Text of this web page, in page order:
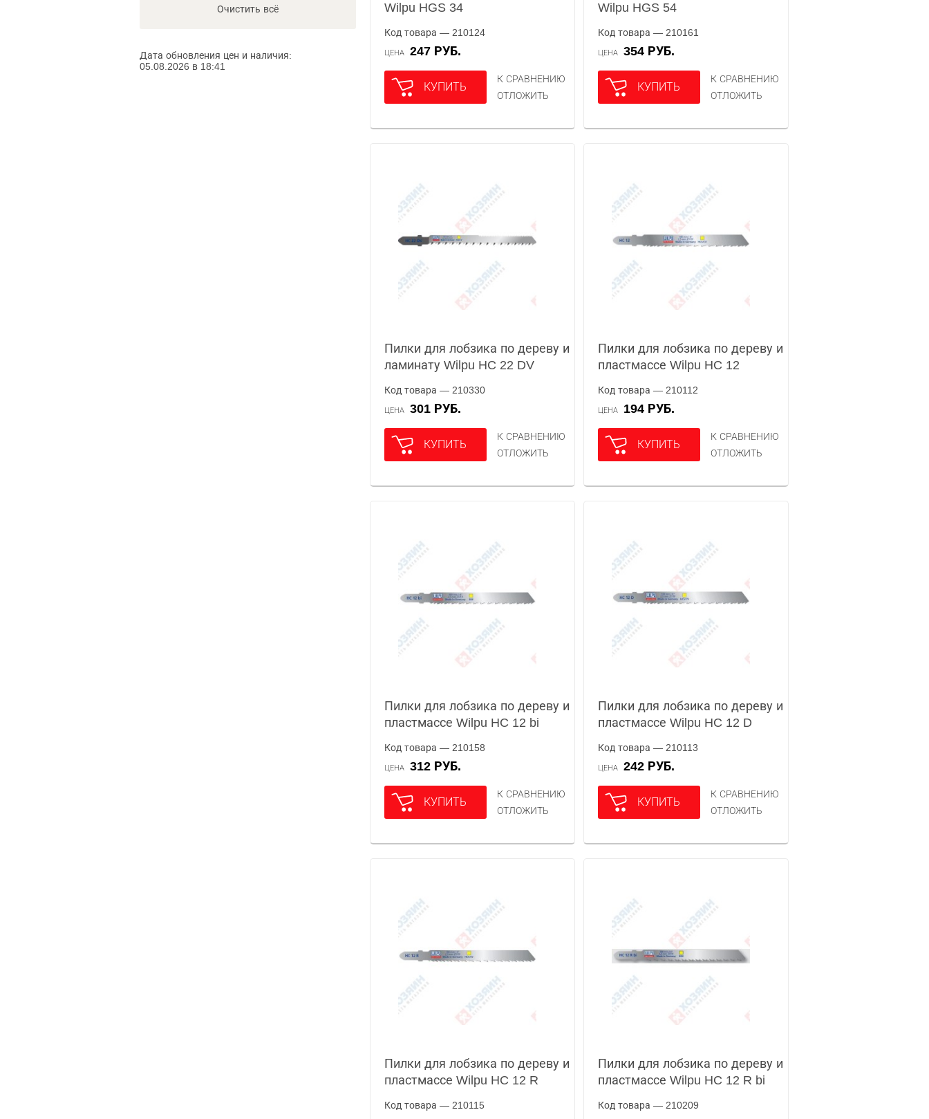
Очистить всё
Дата обновления цен и наличия:
05.08.2026 в 18:41
Wilpu HGS 34
Код товара — 210124
ЦЕНА 247 РУБ.
КУПИТЬ
К СРАВНЕНИЮ
ОТЛОЖИТЬ
Wilpu HGS 54
Код товара — 210161
ЦЕНА 354 РУБ.
КУПИТЬ
К СРАВНЕНИЮ
ОТЛОЖИТЬ
Пилки для лобзика по дереву и
ламинату Wilpu HC 22 DV
Код товара — 210330
ЦЕНА 301 РУБ.
КУПИТЬ
К СРАВНЕНИЮ
ОТЛОЖИТЬ
Пилки для лобзика по дереву и
пластмассе Wilpu HC 12
Код товара — 210112
ЦЕНА 194 РУБ.
КУПИТЬ
К СРАВНЕНИЮ
ОТЛОЖИТЬ
Пилки для лобзика по дереву и
пластмассе Wilpu HC 12 bi
Код товара — 210158
ЦЕНА 312 РУБ.
КУПИТЬ
К СРАВНЕНИЮ
ОТЛОЖИТЬ
Пилки для лобзика по дереву и
пластмассе Wilpu HC 12 D
Код товара — 210113
ЦЕНА 242 РУБ.
КУПИТЬ
К СРАВНЕНИЮ
ОТЛОЖИТЬ
Пилки для лобзика по дереву и
пластмассе Wilpu HC 12 R
Код товара — 210115
Пилки для лобзика по дереву и
пластмассе Wilpu HC 12 R bi
Код товара — 210209